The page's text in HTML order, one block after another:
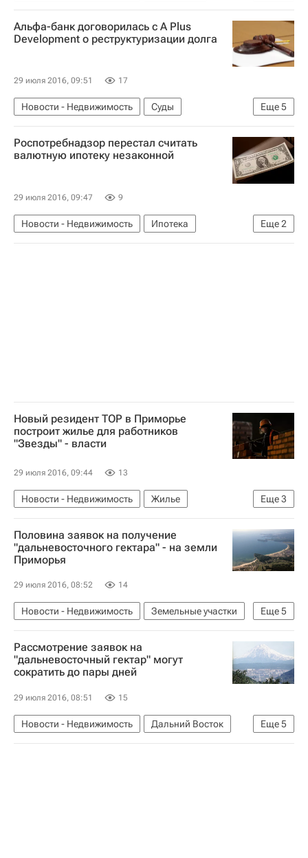
Коммерческая недвижимость
Владивосток
Россия
Альфа-банк договорилась с A Plus
Development о реструктуризации долга
29 июля 2016, 09:51 17
Еще5
Новости - Недвижимость
Суды
Девелоперы
Долги
Ленинградская область
Альфа-банк
Роспотребнадзор перестал считать
валютную ипотеку незаконной
29 июля 2016, 09:47 9
Еще2
Новости - Недвижимость
Ипотека
Федеральная служба по надзору в сфере защиты прав потребителей и благополучия человека (Роспотребнадзор)
Новый резидент ТОР в Приморье
построит жилье для работников
"Звезды" - власти
29 июля 2016, 09:44 13
Еще3
Новости - Недвижимость
Жилье
Строительство
Приморский край Россия
Половина заявок на получение
"дальневосточного гектара" - на земли
Приморья
29 июля 2016, 08:52 14
Еще5
Новости - Недвижимость
Земельные участки
Юрий Трутнев
Выдача "дальневосточного гектара"
Приморский край
Жилье
Рассмотрение заявок на
"дальневосточный гектар" могут
сократить до пары дней
29 июля 2016, 08:51 15
Еще5
Новости - Недвижимость
Дальний Восток
Земельные участки
Юрий Трутнев